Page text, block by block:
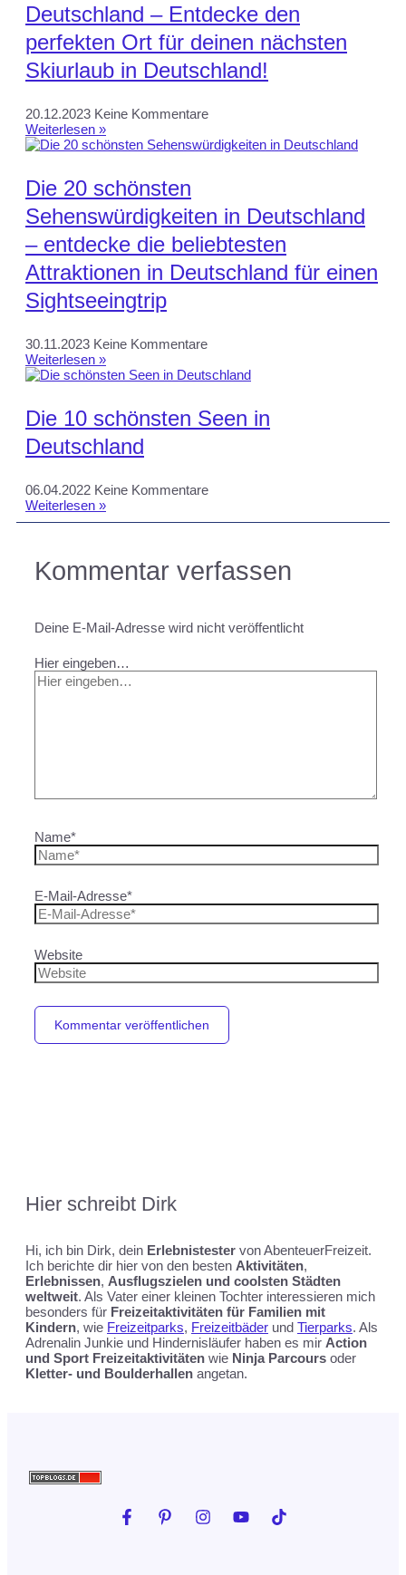
Deutschland – Entdecke den
perfekten Ort für deinen nächsten
Skiurlaub in Deutschland!
20.12.2023 Keine Kommentare
Weiterlesen »
Die 20 schönsten
Sehenswürdigkeiten in Deutschland
– entdecke die beliebtesten
Attraktionen in Deutschland für einen
Sightseeingtrip
30.11.2023 Keine Kommentare
Weiterlesen »
Die 10 schönsten Seen in
Deutschland
06.04.2022 Keine Kommentare
Weiterlesen »
Kommentar verfassen
Deine E-Mail-Adresse wird nicht veröffentlicht
Hier eingeben…
Name*
E-Mail-Adresse*
Website
Hier schreibt Dirk
Hi, ich bin Dirk, dein Erlebnistester von AbenteuerFreizeit.
Ich berichte dir hier von den besten Aktivitäten,
Erlebnissen, Ausflugszielen und coolsten Städten
weltweit. Als Vater einer kleinen Tochter interessieren mich
besonders für Freizeitaktivitäten für Familien mit
Kindern, wie Freizeitparks, Freizeitbäder und Tierparks. Als
Adrenalin Junkie und Hindernisläufer haben es mir Action
und Sport Freizeitaktivitäten wie Ninja Parcours oder
Kletter- und Boulderhallen angetan.